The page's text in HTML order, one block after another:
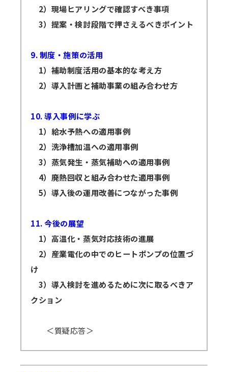
2）現場ヒアリングで確認すべき事項
3）提案・検討段階で押さえるべきポイント
9. 制度・施策の活用
1）補助制度活用の基本的な考え方
2）導入計画と補助事業の組み合わせ方
10. 導入事例に学ぶ
1）給水予熱への適用事例
2）洗浄槽加温への適用事例
3）蒸気発生・蒸気補助への適用事例
4）廃熱回収と組み合わせた適用事例
5）導入後の運用改善につながった事例
11. 今後の展望
1）高温化・蒸気対応技術の進展
2）産業電化の中でのヒートポンプの位置づ
け
3）導入検討を進めるために次に取るべきア
クション
＜質疑応答＞